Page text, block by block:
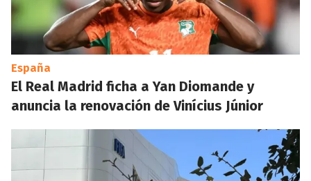
España
El Real Madrid ficha a Yan Diomande y
anuncia la renovación de Vinícius Júnior